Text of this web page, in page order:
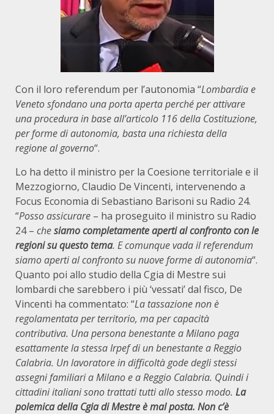
Con il loro referendum per l’autonomia “Lombardia e
Veneto sfondano una porta aperta perché per attivare
una procedura in base all’articolo 116 della Costituzione,
per forme di autonomia, basta una richiesta della
regione al governo“.
Lo ha detto il ministro per la Coesione territoriale e il
Mezzogiorno, Claudio De Vincenti, intervenendo a
Focus Economia di Sebastiano Barisoni su Radio 24.
“Posso assicurare – ha proseguito il ministro su Radio
24 – chesiamo completamente aperti al confronto con le
regioni su questo tema. E comunque vada il referendum
siamo aperti al confronto su nuove forme di autonomia“.
Quanto poi allo studio della Cgia di Mestre sui
lombardi che sarebbero i più ‘vessati’ dal fisco, De
Vincenti ha commentato: “La tassazione non è
regolamentata per territorio, ma per capacità
contributiva. Una persona benestante a Milano paga
esattamente la stessa Irpef di un benestante a Reggio
Calabria. Un lavoratore in difficoltà gode degli stessi
assegni familiari a Milano e a Reggio Calabria. Quindi i
cittadini italiani sono trattati tutti allo stesso modo. La
polemica della Cgia di Mestre è mal posta. Non c’è